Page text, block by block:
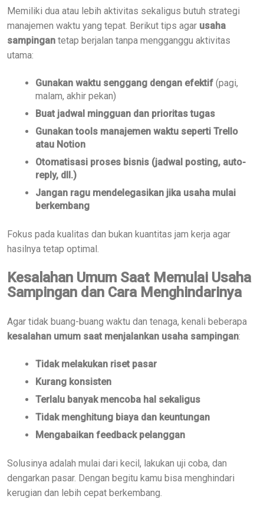
Memiliki dua atau lebih aktivitas sekaligus butuh strategi
manajemen waktu yang tepat. Berikut tips agar usaha
sampingan tetap berjalan tanpa mengganggu aktivitas
utama:
Gunakan waktu senggang dengan efektif (pagi,
malam, akhir pekan)
Buat jadwal mingguan dan prioritas tugas
Gunakan tools manajemen waktu seperti Trello
atau Notion
Otomatisasi proses bisnis (jadwal posting, auto-
reply, dll.)
Jangan ragu mendelegasikan jika usaha mulai
berkembang
Fokus pada kualitas dan bukan kuantitas jam kerja agar
hasilnya tetap optimal.
Kesalahan Umum Saat Memulai Usaha
Sampingan dan Cara Menghindarinya
Agar tidak buang-buang waktu dan tenaga, kenali beberapa
kesalahan umum saat menjalankan usaha sampingan:
Tidak melakukan riset pasar
Kurang konsisten
Terlalu banyak mencoba hal sekaligus
Tidak menghitung biaya dan keuntungan
Mengabaikan feedback pelanggan
Solusinya adalah mulai dari kecil, lakukan uji coba, dan
dengarkan pasar. Dengan begitu kamu bisa menghindari
kerugian dan lebih cepat berkembang.